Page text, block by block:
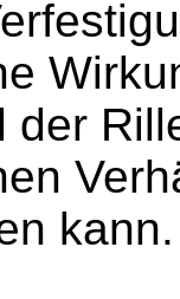
der
kann.